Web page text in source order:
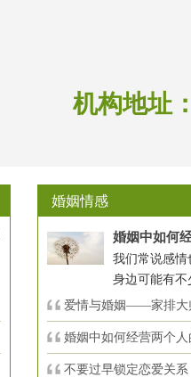
机构地址：
婚姻情感
婚姻中如何
我们常说感情
身边可能有不
爱情与婚姻——家排大师海
婚姻中如何经营两个人
不要过早锁定恋爱关系